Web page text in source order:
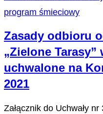
program śmieciowy
Zasady odbioru
„Zielone Tarasy”
uchwalone na
2021
Załącznik do Uchwały